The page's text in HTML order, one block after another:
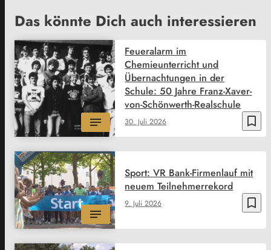
Das könnte Dich auch interessieren
bookmark_border
30. Juli 2026
Feueralarm im
Chemieunterricht und
Übernachtungen in der
Schule: 50 Jahre Franz-Xaver-
von-Schönwerth-Realschule
bookmark_border
9. Juli 2026
Sport: VR Bank-Firmenlauf mit
neuem Teilnehmerrekord